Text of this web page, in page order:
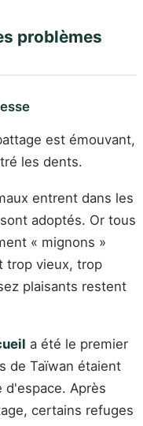
problèmes
est émouvant,
les dents.
entrent dans les
adoptés. Or tous
« mignons »
trop vieux, trop
plaisants restent
a été le premier
de Taïwan étaient
d'espace. Après
certains refuges